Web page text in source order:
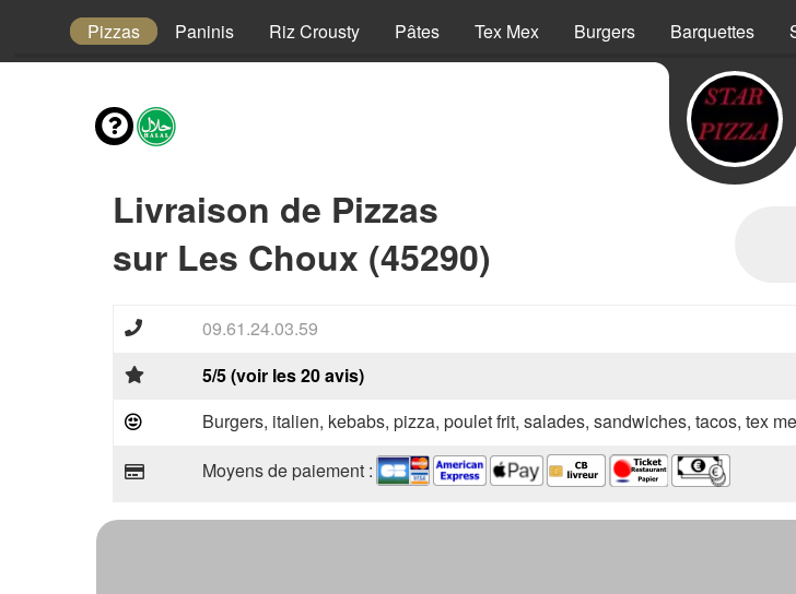
Pizzas Paninis Riz Crousty Pâtes Tex Mex Burgers Barquettes
Livraison de Pizzas
sur Les Choux (45290)
09.61.24.03.59
5/5 (voir les 20 avis)
Burgers, italien, kebabs, pizza, poulet frit, salades, sandwiches, tacos, tex
Moyens de paiement :